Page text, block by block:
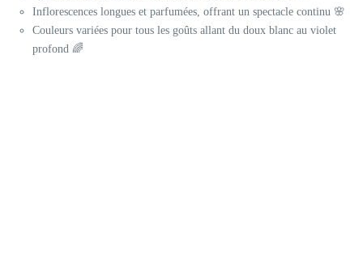
Inflorescences longues et parfumées, offrant un spectacle continu 🌸
Couleurs variées pour tous les goûts allant du doux blanc au violet
profond 🌈